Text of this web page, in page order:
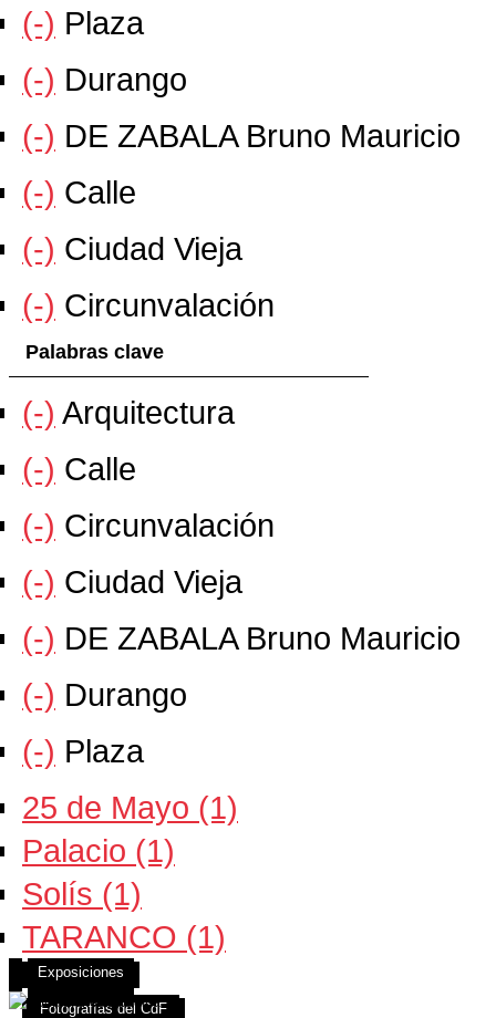
(-) Plaza
(-) Durango
(-) DE ZABALA Bruno Mauricio
(-) Calle
(-) Ciudad Vieja
(-) Circunvalación
Palabras clave
(-) Arquitectura
(-) Calle
(-) Circunvalación
(-) Ciudad Vieja
(-) DE ZABALA Bruno Mauricio
(-) Durango
(-) Plaza
25 de Mayo (1)
Palacio (1)
Solís (1)
TARANCO (1)
Exposiciones
Fotografías del CdF